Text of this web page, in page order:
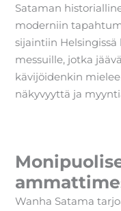
Sataman
moderniin
sijaintiin
messuille, jotka
kävijöidenkin
näkyvyyttä ja
Wanha Satama